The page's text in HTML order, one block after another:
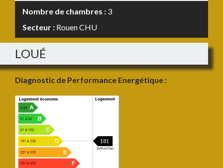
Nombre de chambres : 3
Secteur : Rouen CHU
LOUÉ
Diagnostic de Performance Energétique :
181